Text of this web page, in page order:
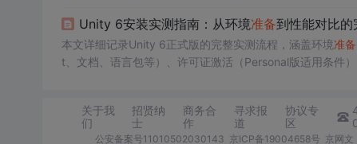
Unity 6安装实测指南：从环境准备到性能对比的
本文详细记录Unity 6正式版的完整实测流程，涵盖环境准备
t、文档、语言包等）、许可证激活（Personal版适用条件
关于我
们
招贤纳
士
商务合
作
寻求报
道
协议专
区
公安备案号11010502030143 京ICP备19004658号 京网